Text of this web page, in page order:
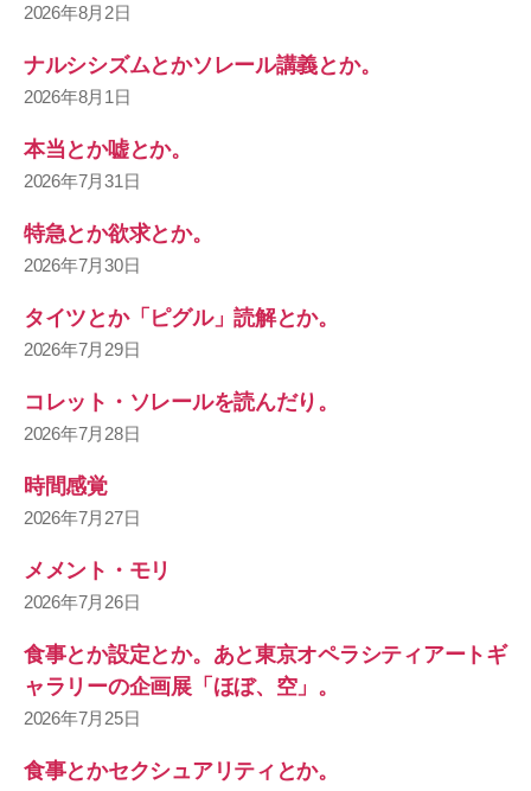
2026年8月2日
ナルシシズムとかソレール講義とか。
2026年8月1日
本当とか嘘とか。
2026年7月31日
特急とか欲求とか。
2026年7月30日
タイツとか「ピグル」読解とか。
2026年7月29日
コレット・ソレールを読んだり。
2026年7月28日
時間感覚
2026年7月27日
メメント・モリ
2026年7月26日
食事とか設定とか。あと東京オペラシティアートギ
ャラリーの企画展「ほぼ、空」。
2026年7月25日
食事とかセクシュアリティとか。